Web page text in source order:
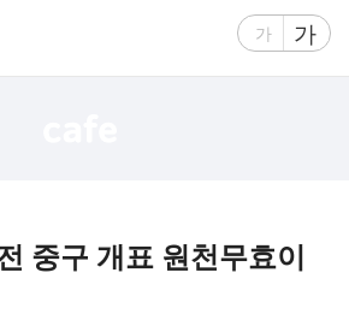
글
가
글
자
가
중구 개표 원천무효이